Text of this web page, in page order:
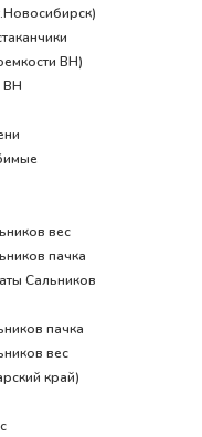
ВН)
ВН
вес
пачка
Сальников
пачка
вес
край)